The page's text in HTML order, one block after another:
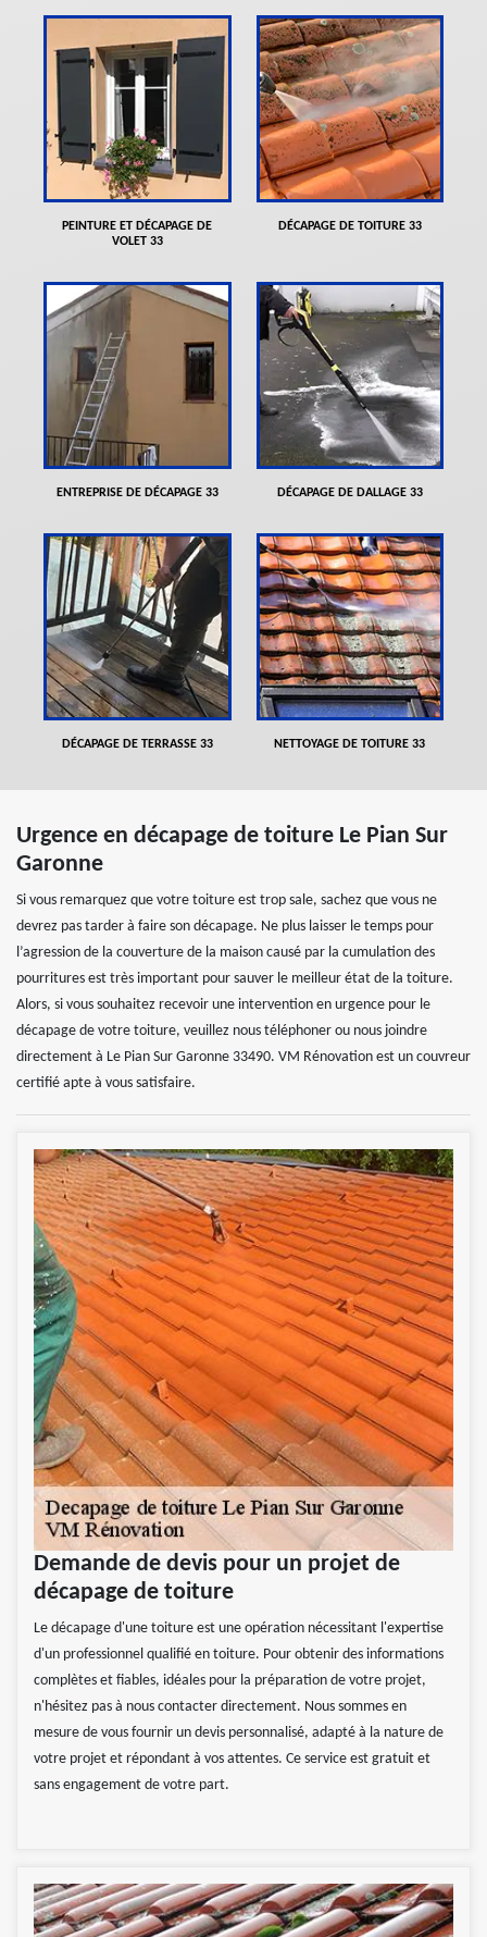
PEINTURE ET DÉCAPAGE DE
VOLET 33
DÉCAPAGE DE TOITURE 33
ENTREPRISE DE DÉCAPAGE 33 DÉCAPAGE DE DALLAGE 33
DÉCAPAGE DE TERRASSE 33 NETTOYAGE DE TOITURE 33
Urgence en décapage de toiture Le Pian Sur
Garonne
Si vous remarquez que votre toiture est trop sale, sachez que vous ne
devrez pas tarder à faire son décapage. Ne plus laisser le temps pour
l’agression de la couverture de la maison causé par la cumulation des
pourritures est très important pour sauver le meilleur état de la toiture.
Alors, si vous souhaitez recevoir une intervention en urgence pour le
décapage de votre toiture, veuillez nous téléphoner ou nous joindre
directement à Le Pian Sur Garonne 33490. VM Rénovation est un couvreur
certifié apte à vous satisfaire.
Demande de devis pour un projet de
décapage de toiture
Le décapage d'une toiture est une opération nécessitant l'expertise
d'un professionnel qualifié en toiture. Pour obtenir des informations
complètes et fiables, idéales pour la préparation de votre projet,
n'hésitez pas à nous contacter directement. Nous sommes en
mesure de vous fournir un devis personnalisé, adapté à la nature de
votre projet et répondant à vos attentes. Ce service est gratuit et
sans engagement de votre part.